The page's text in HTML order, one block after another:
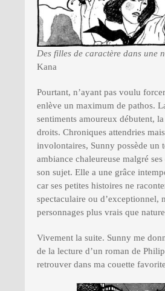
Des filles de caractère dans une
Kana
Pourtant, n’ayant pas voulu
enlève un maximum de pathos.
sentiments amoureux débutent,
droits. Chroniques attendries
involontaires, Sunny possède un
ambiance chaleureuse malgré
son sujet. Elle a une grâce
car ses petites histoires ne
spectaculaire ou d’exceptionnel,
personnages plus vrais que
Vivement la suite. Sunny me
de la lecture d’un roman de
retrouver dans ma couette